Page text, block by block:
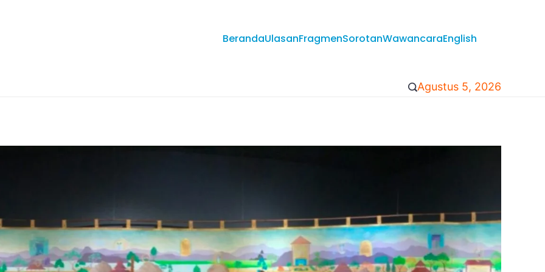
BerandaUlasanFragmenSorotanWawancaraEnglish
Agustus 5, 2026